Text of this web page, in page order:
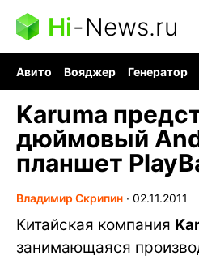
Hi-News.ru
Авито Вояджер Генератор
Karuma
дюймовый
планшет
Владимир Скрипин ∙ 02.11.2011
Китайская компания
занимающаяся